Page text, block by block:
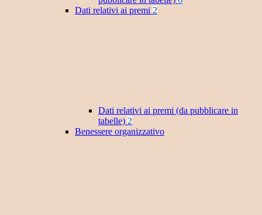
Dati relativi ai premi 2
Dati relativi ai premi (da pubblicare in
tabelle) 2
Benessere organizzativo